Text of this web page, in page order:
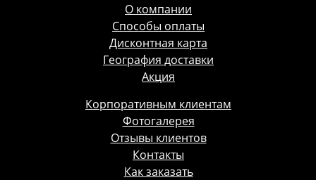
О компании
Способы оплаты
Дисконтная карта
География доставки
Акция
Корпоративным клиентам
Фотогалерея
Отзывы клиентов
Контакты
Как заказать